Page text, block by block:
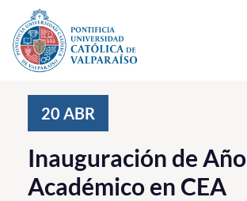
Click acá para ir directamente al contenido
Investigación, Creación e Innovación
PUCV Internacional
Vinculación con el Medio
20 ABR
Inauguración de Año
Académico en CEA